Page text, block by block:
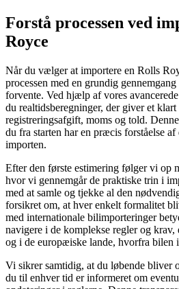
Forstå processen ved
Royce
Når du vælger at importere en Rolls
processen med en grundig
forvente. Ved hjælp af vores
du realtidsberegninger, der giver et
registreringsafgift, moms og told.
du fra starten har en præcis forståelse
importen.
Efter den første estimering følger vi op
hvor vi gennemgår de praktiske trin i
med at samle og tjekke al den
forsikret om, at hver enkelt formalitet
med internationale bilimporteringer
navigere i de komplekse regler og
og i de europæiske lande, hvorfra bilen
Vi sikrer samtidig, at du løbende bliver
du til enhver tid er informeret om